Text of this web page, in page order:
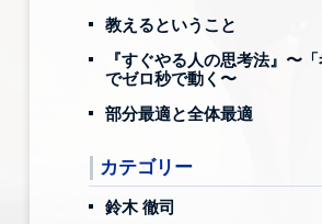
教えるということ
『すぐやる人の思考法』〜「
でゼロ秒で動く〜
部分最適と全体最適
カテゴリー
鈴木 徹司